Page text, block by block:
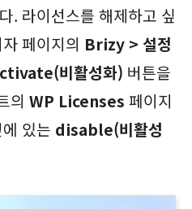
. 라이선스를 해제하고 싶
페이지의 Brizy > 설정
비활성화) 버튼을
의 WP Licenses 페이지
있는 disable(비활성